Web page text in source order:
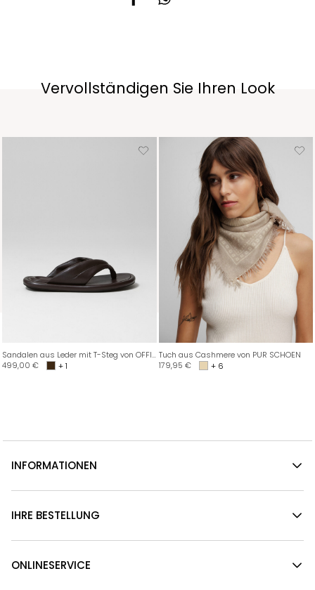
Vervollständigen Sie Ihren Look
Sandalen aus Leder mit T-Steg von OFFICINE CREATIVE
499,00 € + 1
Tuch aus Cashmere von PUR SCHOEN
179,95 € + 6
INFORMATIONEN
IHRE BESTELLUNG
ONLINESERVICE